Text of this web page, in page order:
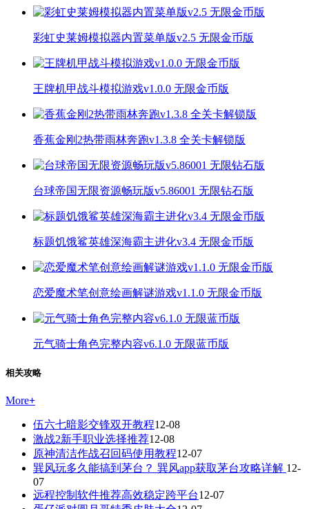
彩虹史莱姆模拟器内置菜单版v2.5 无限金币版
王牌机甲战斗模拟游戏v1.0.0 无限金币版
香蕉金刚2热带雨林奔跑v1.3.8 全关卡解锁版
台球帝国无限资源畅玩版v5.86001 无限钻石版
标题饥饿鲨英雄深海霸主进化v3.4 无限金币版
恋爱魔术笔创意绘画解谜游戏v1.1.0 无限金币版
元气骑士角色完整内容v6.1.0 无限蓝币版
相关攻略
More+
伍六七暗影交锋双开教程12-08
激战2新手职业选择推荐12-08
原神清洁作战召回码使用教程12-07
巽风玩多久能搞到茅台？ 巽风app获取茅台攻略详解 12-
07
远程控制软件推荐高效稳定跨平台12-07